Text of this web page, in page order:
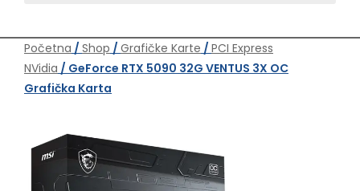
Početna / Shop / Grafičke Karte / PCI Express
NVidia / GeForce RTX 5090 32G VENTUS 3X OC
Grafička Karta